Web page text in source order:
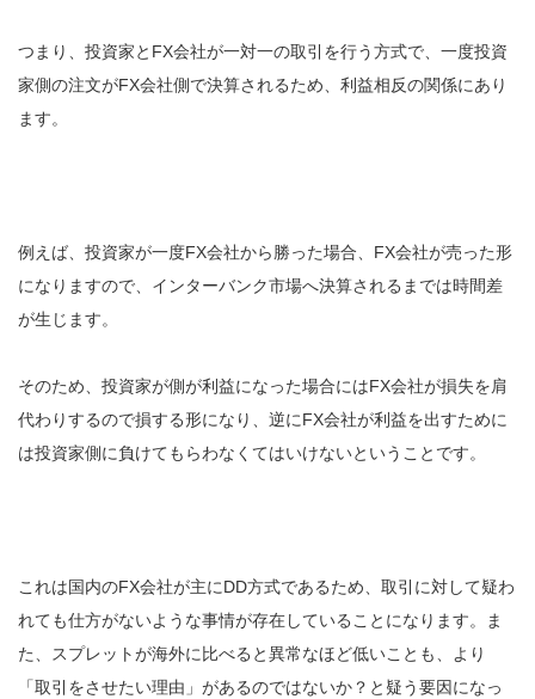
つまり、投資家とFX会社が一対一の取引を行う方式で、一度投資
家側の注文がFX会社側で決算されるため、利益相反の関係にあり
ます。
例えば、投資家が一度FX会社から勝った場合、FX会社が売った形
になりますので、インターバンク市場へ決算されるまでは時間差
が生じます。
そのため、投資家が側が利益になった場合にはFX会社が損失を肩
代わりするので損する形になり、逆にFX会社が利益を出すために
は投資家側に負けてもらわなくてはいけないということです。
これは国内のFX会社が主にDD方式であるため、取引に対して疑わ
れても仕方がないような事情が存在していることになります。ま
た、スプレットが海外に比べると異常なほど低いことも、より
「取引をさせたい理由」があるのではないか？と疑う要因になっ